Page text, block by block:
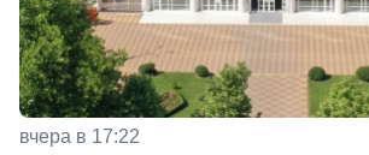
вчера в 17:22